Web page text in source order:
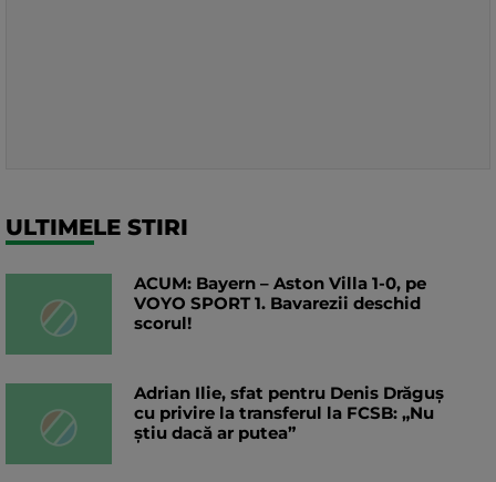
ULTIMELE STIRI
ACUM: Bayern – Aston Villa 1-0, pe
VOYO SPORT 1. Bavarezii deschid
scorul!
Adrian Ilie, sfat pentru Denis Drăguș
cu privire la transferul la FCSB: „Nu
știu dacă ar putea”